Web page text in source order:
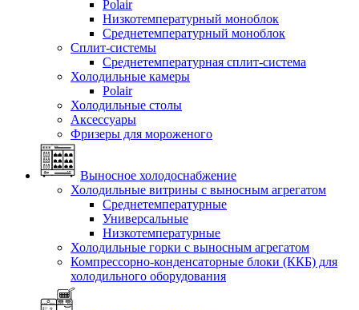
Polair
Низкотемпературный моноблок
Среднетемпературный моноблок
Сплит-системы
Среднетемпературная сплит-система
Холодильные камеры
Polair
Холодильные столы
Аксессуары
Фризеры для мороженого
Выносное холодоснабжение
Холодильные витрины с выносным агрегатом
Среднетемпературные
Универсальные
Низкотемпературные
Холодильные горки с выносным агрегатом
Компрессорно-конденсаторные блоки (ККБ) для
холодильного оборудования